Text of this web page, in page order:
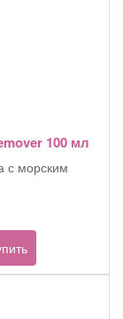
100 мл
с морским